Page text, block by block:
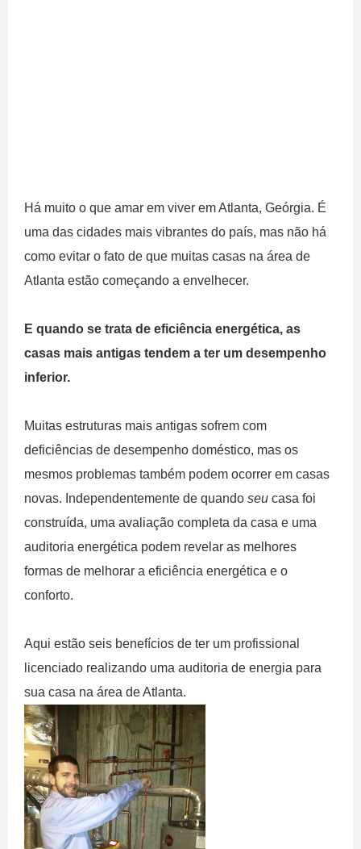
Há muito o que amar em viver em Atlanta, Geórgia. É
uma das cidades mais vibrantes do país, mas não há
como evitar o fato de que muitas casas na área de
Atlanta estão começando a envelhecer.
E quando se trata de eficiência energética, as
casas mais antigas tendem a ter um desempenho
inferior.
Muitas estruturas mais antigas sofrem com
deficiências de desempenho doméstico, mas os
mesmos problemas também podem ocorrer em casas
novas. Independentemente de quando seu casa foi
construída, uma avaliação completa da casa e uma
auditoria energética podem revelar as melhores
formas de melhorar a eficiência energética e o
conforto.
Aqui estão seis benefícios de ter um profissional
licenciado realizando uma auditoria de energia para
sua casa na área de Atlanta.